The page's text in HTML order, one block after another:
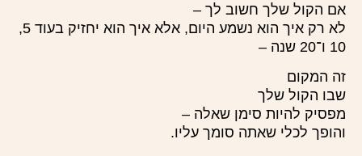
אם הקול שלך חשוב לך –
לא רק איך הוא נשמע היום, אלא איך הוא יחזיק בעוד 5,
10 ו־20 שנה –
זה המקום
שבו הקול שלך
מפסיק להיות סימן שאלה –
והופך לכלי שאתה סומך עליו.